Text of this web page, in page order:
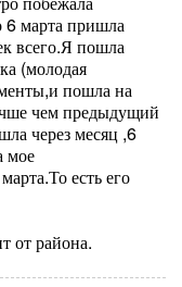
6 марта пришла
всего.Я пошла
(молодая
пошла на
чем предыдущий
через месяц ,6
мое
есть его
от района.